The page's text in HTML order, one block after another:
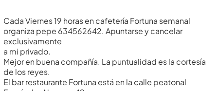
Cada Viernes 19 horas en cafetería Fortuna semanal
organiza pepe 634562642. Apuntarse y cancelar
exclusivamente
a mi privado.
Mejor en buena compañía. La puntualidad es la cortesía
de los reyes.
El bar restaurante Fortuna está en la calle peatonal